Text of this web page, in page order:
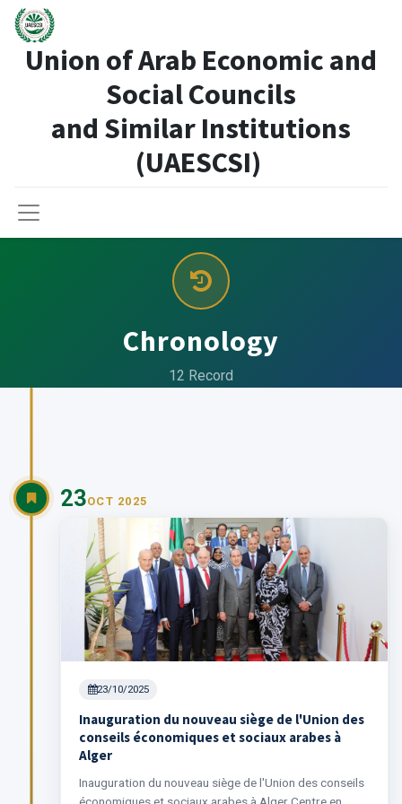
Union of Arab Economic and
Social Councils
and Similar Institutions
(UAESCSI)
Chronology
12 Record​
23OCT 2025
23/10/2025
Inauguration du nouveau siège de l'Union des
conseils économiques et sociaux arabes à
Alger
Inauguration du nouveau siège de l'Union des conseils